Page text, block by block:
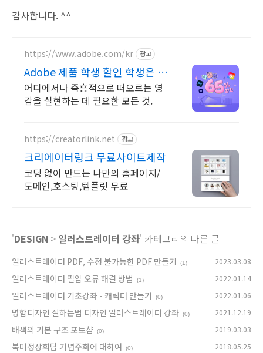
감사합니다. ^^
https://www.adobe.com/kr 광고
Adobe 제품 학생 할인 학생은 모
든 앱 65% 할인
어디에서나 즉흥적으로 떠오르는 영
감을 실현하는 데 필요한 모든 것.
https://creatorlink.net 광고
크리에이터링크 무료사이트제작
코딩 없이 만드는 나만의 홈페이지/
도메인,호스팅,템플릿 무료
'DESIGN > 일러스트레이터 강좌' 카테고리의 다른 글
일러스트레이터 PDF, 수정 불가능한 PDF 만들기 (1) 2023.03.08
일러스트레이터 필압 오류 해결 방법 (1) 2022.01.14
일러스트레이터 기초강좌 - 캐릭터 만들기 (0) 2022.01.06
명함디자인 잘하는법 디자인 일러스트레이터 강좌 (0) 2021.12.19
배색의 기본 구조 포토샵 (0) 2019.03.03
북미정상회담 기념주화에 대하여 (0) 2018.05.25